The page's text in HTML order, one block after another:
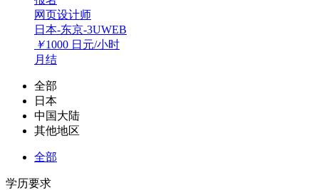
网页设计师
日本-东京-3UWEB
￥1000 日元/小时
月结
全部
日本
中国大陆
其他地区
全部
学历要求